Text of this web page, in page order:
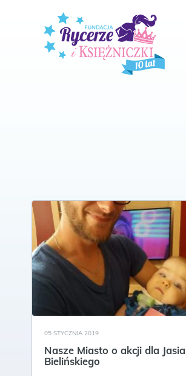
05 STYCZNIA 2019
Nasze Miasto o akcji dla Jasia
Bielińskiego